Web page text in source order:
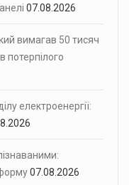
07.08.2026
вимагав 50 тисяч
потерпілого
електроенергії:
07.08.2026